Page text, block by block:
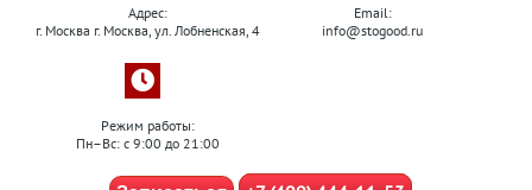
Адрес:
г. Москва г. Москва, ул. Лобненская, 4
Email:
info@stogood.ru
Режим работы:
Пн–Вс: с 9:00 до 21:00